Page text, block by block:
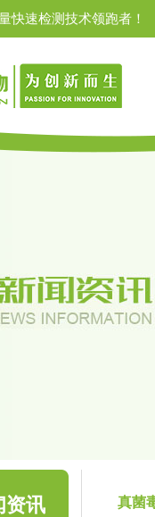
快速检测技术领跑者！
资讯 真菌